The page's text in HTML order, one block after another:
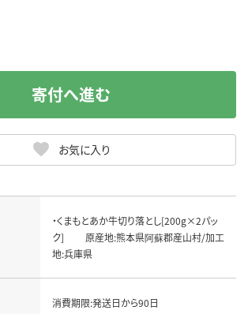
お気に入り
寄付へ進む
・くまもとあか牛切り落とし[200g×2パッ
ク] 原産地:熊本県阿蘇郡産山村/加工
地:兵庫県
消費期限:発送日から90日